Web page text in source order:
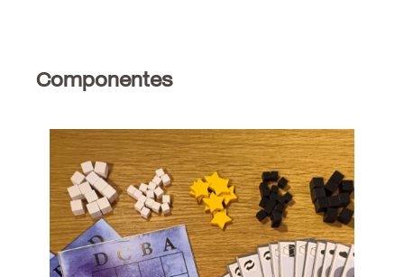
Componentes